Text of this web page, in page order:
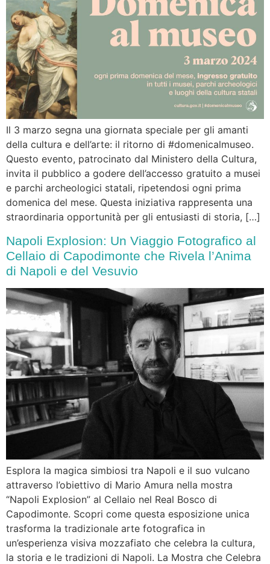
Il 3 marzo segna una giornata speciale per gli amanti
della cultura e dell’arte: il ritorno di #domenicalmuseo.
Questo evento, patrocinato dal Ministero della Cultura,
invita il pubblico a godere dell’accesso gratuito a musei
e parchi archeologici statali, ripetendosi ogni prima
domenica del mese. Questa iniziativa rappresenta una
straordinaria opportunità per gli entusiasti di storia, […]
Napoli Explosion: Un Viaggio Fotografico al
Cellaio di Capodimonte che Rivela l’Anima
di Napoli e del Vesuvio
Esplora la magica simbiosi tra Napoli e il suo vulcano
attraverso l’obiettivo di Mario Amura nella mostra
“Napoli Explosion” al Cellaio nel Real Bosco di
Capodimonte. Scopri come questa esposizione unica
trasforma la tradizionale arte fotografica in
un’esperienza visiva mozzafiato che celebra la cultura,
la storia e le tradizioni di Napoli. La Mostra che Celebra